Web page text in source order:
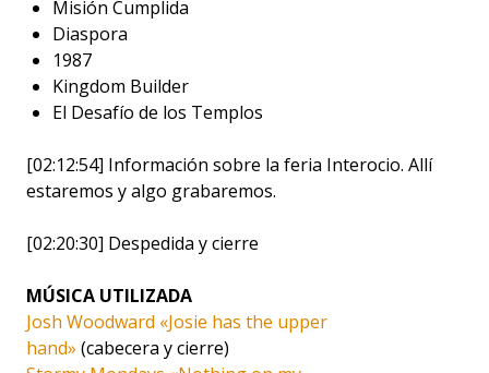
Misión Cumplida
Diaspora
1987
Kingdom Builder
El Desafío de los Templos
[02:12:54] Información sobre la feria Interocio. Allí
estaremos y algo grabaremos.
[02:20:30] Despedida y cierre
MÚSICA UTILIZADA
Josh Woodward «Josie has the upper
hand» (cabecera y cierre)